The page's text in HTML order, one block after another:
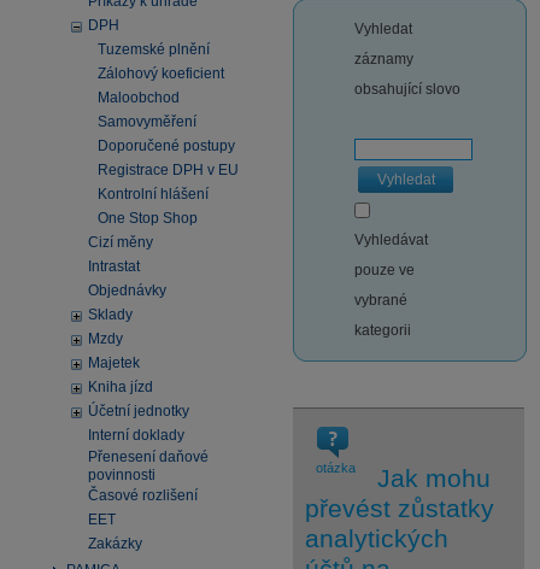
DPH
Tuzemské plnění
Zálohový koeficient
Maloobchod
Samovyměření
Doporučené postupy
Registrace DPH v EU
Kontrolní hlášení
One Stop Shop
Cizí měny
Intrastat
Objednávky
Sklady
Mzdy
Majetek
Kniha jízd
Účetní jednotky
Interní doklady
Přenesení daňové
povinnosti
Časové rozlišení
EET
Zakázky
Vyhledat
záznamy
obsahující slovo
Vyhledat
Vyhledávat
pouze ve
vybrané
kategorii
otázka
Jak mohu
převést zůstatky
analytických